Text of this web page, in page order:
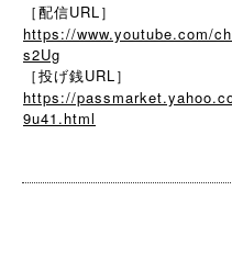
［配信URL］
https://www.youtube.com/
s2Ug
［投げ銭URL］
https://
9u41.html